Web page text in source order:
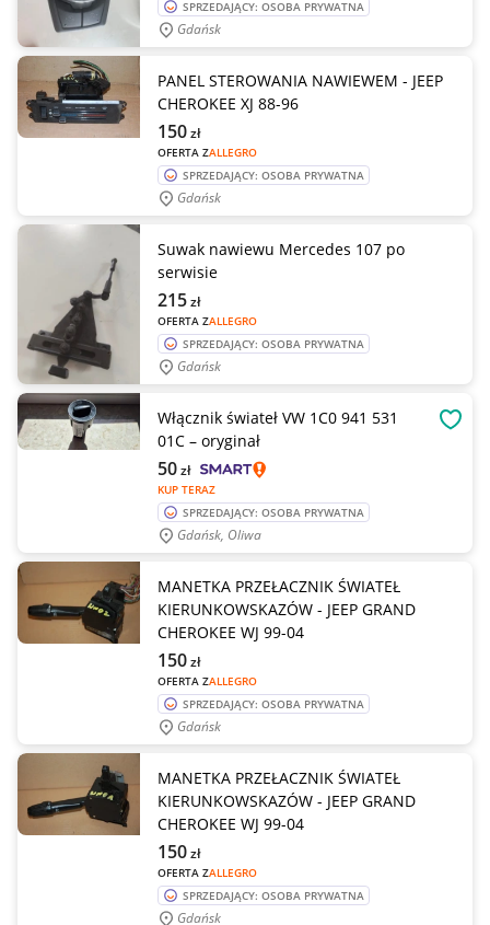
SPRZEDAJĄCY: OSOBA PRYWATNA
Gdańsk
PANEL STEROWANIA NAWIEWEM - JEEP
CHEROKEE XJ 88-96
OFERTA ZALLEGRO
150zł
SPRZEDAJĄCY: OSOBA PRYWATNA
Gdańsk
Suwak nawiewu Mercedes 107 po
serwisie
OFERTA ZALLEGRO
215zł
SPRZEDAJĄCY: OSOBA PRYWATNA
Gdańsk
Włącznik świateł VW 1C0 941 531
01C – oryginał
KUP TERAZ
50zł
SPRZEDAJĄCY: OSOBA PRYWATNA
Gdańsk, Oliwa
MANETKA PRZEŁACZNIK ŚWIATEŁ
KIERUNKOWSKAZÓW - JEEP GRAND
CHEROKEE WJ 99-04
OFERTA ZALLEGRO
150zł
SPRZEDAJĄCY: OSOBA PRYWATNA
Gdańsk
MANETKA PRZEŁACZNIK ŚWIATEŁ
KIERUNKOWSKAZÓW - JEEP GRAND
CHEROKEE WJ 99-04
OFERTA ZALLEGRO
150zł
SPRZEDAJĄCY: OSOBA PRYWATNA
Gdańsk